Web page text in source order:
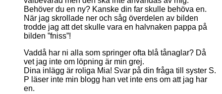
Behöver du en ny? Kanske din far skulle behöva en.
När jag skrollade ner och såg överdelen av bilden
trodde jag att det skulle vara en halvnaken pappa på
bilden ”fniss”!
Vaddå har ni alla som springer ofta blå tånaglar? Då
vet jag inte om löpning är min grej.
Dina inlägg är roliga Mia! Svar på din fråga till syster S.
P läser inte min blogg han vet inte ens om att jag har
en.